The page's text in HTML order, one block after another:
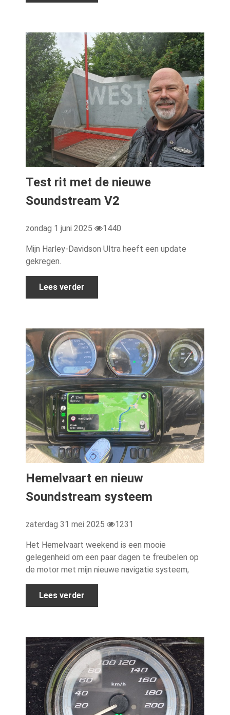
Test rit met de nieuwe
Soundstream V2
zondag 1 juni 2025 1440
Mijn Harley-Davidson Ultra heeft een update
gekregen.
Lees verder
Hemelvaart en nieuw
Soundstream systeem
zaterdag 31 mei 2025 1231
Het Hemelvaart weekend is een mooie
gelegenheid om een paar dagen te freubelen op
de motor met mijn nieuwe navigatie systeem,
Lees verder